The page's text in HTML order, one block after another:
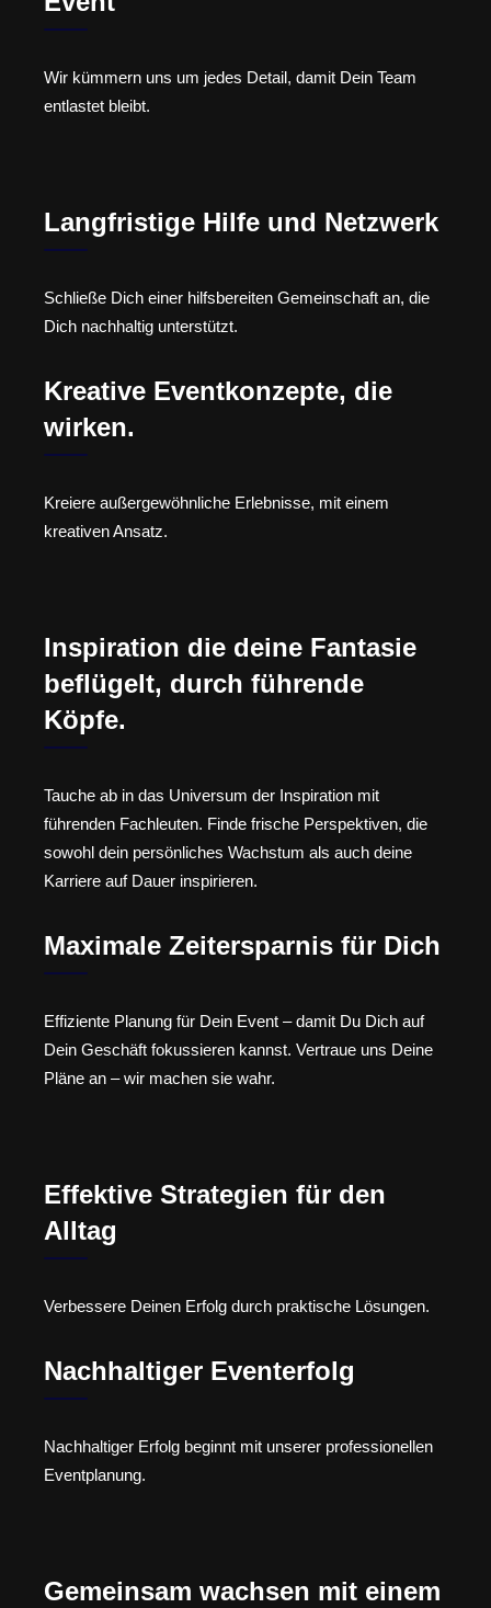
Wir kümmern uns um jedes Detail, damit Dein Team
entlastet bleibt.
Langfristige Hilfe und Netzwerk
Schließe Dich einer hilfsbereiten Gemeinschaft an, die
Dich nachhaltig unterstützt.
Kreative Eventkonzepte, die
wirken.
Kreiere außergewöhnliche Erlebnisse, mit einem
kreativen Ansatz.
Inspiration die deine Fantasie
beflügelt, durch führende
Köpfe.
Tauche ab in das Universum der Inspiration mit
führenden Fachleuten. Finde frische Perspektiven, die
sowohl dein persönliches Wachstum als auch deine
Karriere auf Dauer inspirieren.
Maximale Zeitersparnis für Dich
Effiziente Planung für Dein Event – damit Du Dich auf
Dein Geschäft fokussieren kannst. Vertraue uns Deine
Pläne an – wir machen sie wahr.
Effektive Strategien für den
Alltag
Verbessere Deinen Erfolg durch praktische Lösungen.
Nachhaltiger Eventerfolg
Nachhaltiger Erfolg beginnt mit unserer professionellen
Eventplanung.
Gemeinsam wachsen mit einem